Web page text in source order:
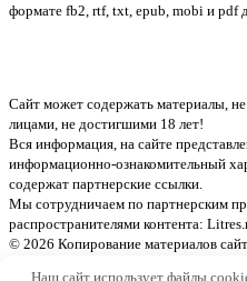
формате fb2, rtf, txt, epub, mobi и pdf
Сайт может содержать материалы,
лицами, не достигшими 18 лет!
Вся информация, на сайте
информационно-ознакомительный
содержат партнерские ссылки.
Мы сотрудничаем по партнерским
распространителями контента:
© 2026 Копирование материалов
Наш сайт использует файлы